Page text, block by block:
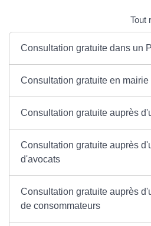
Tout
Consultation gratuite dans un
Consultation gratuite en mairie
Consultation gratuite auprès
Consultation gratuite auprès
d'avocats
Consultation gratuite auprès
de consommateurs